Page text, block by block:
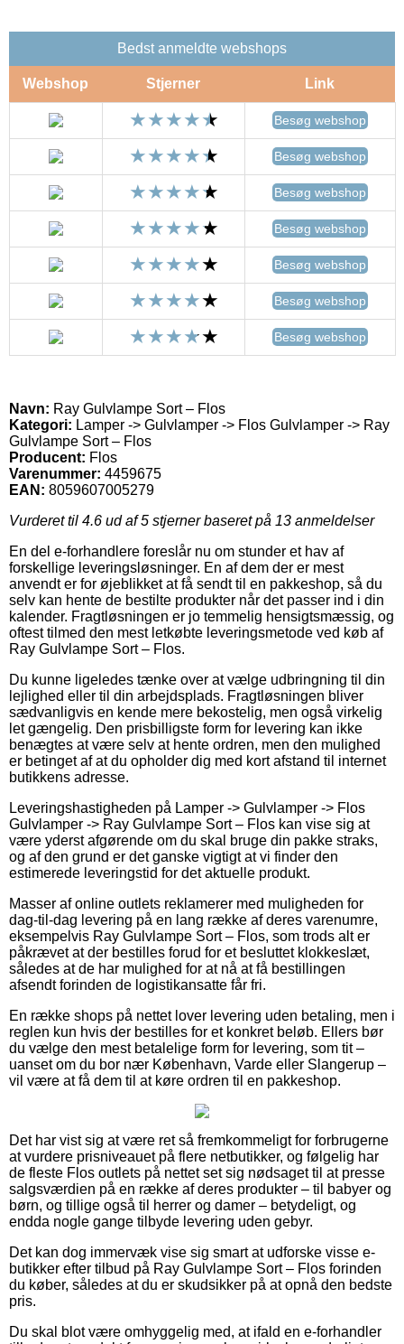
Bedst anmeldte webshops
Webshop Stjerner Link
Besøg webshop
Besøg webshop
Besøg webshop
Besøg webshop
Besøg webshop
Besøg webshop
Besøg webshop
Navn: Ray Gulvlampe Sort – Flos
Kategori: Lamper -> Gulvlamper -> Flos Gulvlamper -> Ray
Gulvlampe Sort – Flos
Producent: Flos
Varenummer: 4459675
EAN: 8059607005279
Vurderet til 4.6 ud af 5 stjerner baseret på 13 anmeldelser
En del e-forhandlere foreslår nu om stunder et hav af
forskellige leveringsløsninger. En af dem der er mest
anvendt er for øjeblikket at få sendt til en pakkeshop, så du
selv kan hente de bestilte produkter når det passer ind i din
kalender. Fragtløsningen er jo temmelig hensigtsmæssig, og
oftest tilmed den mest letkøbte leveringsmetode ved køb af
Ray Gulvlampe Sort – Flos.
Du kunne ligeledes tænke over at vælge udbringning til din
lejlighed eller til din arbejdsplads. Fragtløsningen bliver
sædvanligvis en kende mere bekostelig, men også virkelig
let gængelig. Den prisbilligste form for levering kan ikke
benægtes at være selv at hente ordren, men den mulighed
er betinget af at du opholder dig med kort afstand til internet
butikkens adresse.
Leveringshastigheden på Lamper -> Gulvlamper -> Flos
Gulvlamper -> Ray Gulvlampe Sort – Flos kan vise sig at
være yderst afgørende om du skal bruge din pakke straks,
og af den grund er det ganske vigtigt at vi finder den
estimerede leveringstid for det aktuelle produkt.
Masser af online outlets reklamerer med muligheden for
dag-til-dag levering på en lang række af deres varenumre,
eksempelvis Ray Gulvlampe Sort – Flos, som trods alt er
påkrævet at der bestilles forud for et besluttet klokkeslæt,
således at de har mulighed for at nå at få bestillingen
afsendt forinden de logistikansatte får fri.
En række shops på nettet lover levering uden betaling, men i
reglen kun hvis der bestilles for et konkret beløb. Ellers bør
du vælge den mest betalelige form for levering, som tit –
uanset om du bor nær København, Varde eller Slangerup –
vil være at få dem til at køre ordren til en pakkeshop.
Det har vist sig at være ret så fremkommeligt for forbrugerne
at vurdere prisniveauet på flere netbutikker, og følgelig har
de fleste Flos outlets på nettet set sig nødsaget til at presse
salgsværdien på en række af deres produkter – til babyer og
børn, og tillige også til herrer og damer – betydeligt, og
endda nogle gange tilbyde levering uden gebyr.
Det kan dog immervæk vise sig smart at udforske visse e-
butikker efter tilbud på Ray Gulvlampe Sort – Flos forinden
du køber, således at du er skudsikker på at opnå den bedste
pris.
Du skal blot være omhyggelig med, at ifald en e-forhandler